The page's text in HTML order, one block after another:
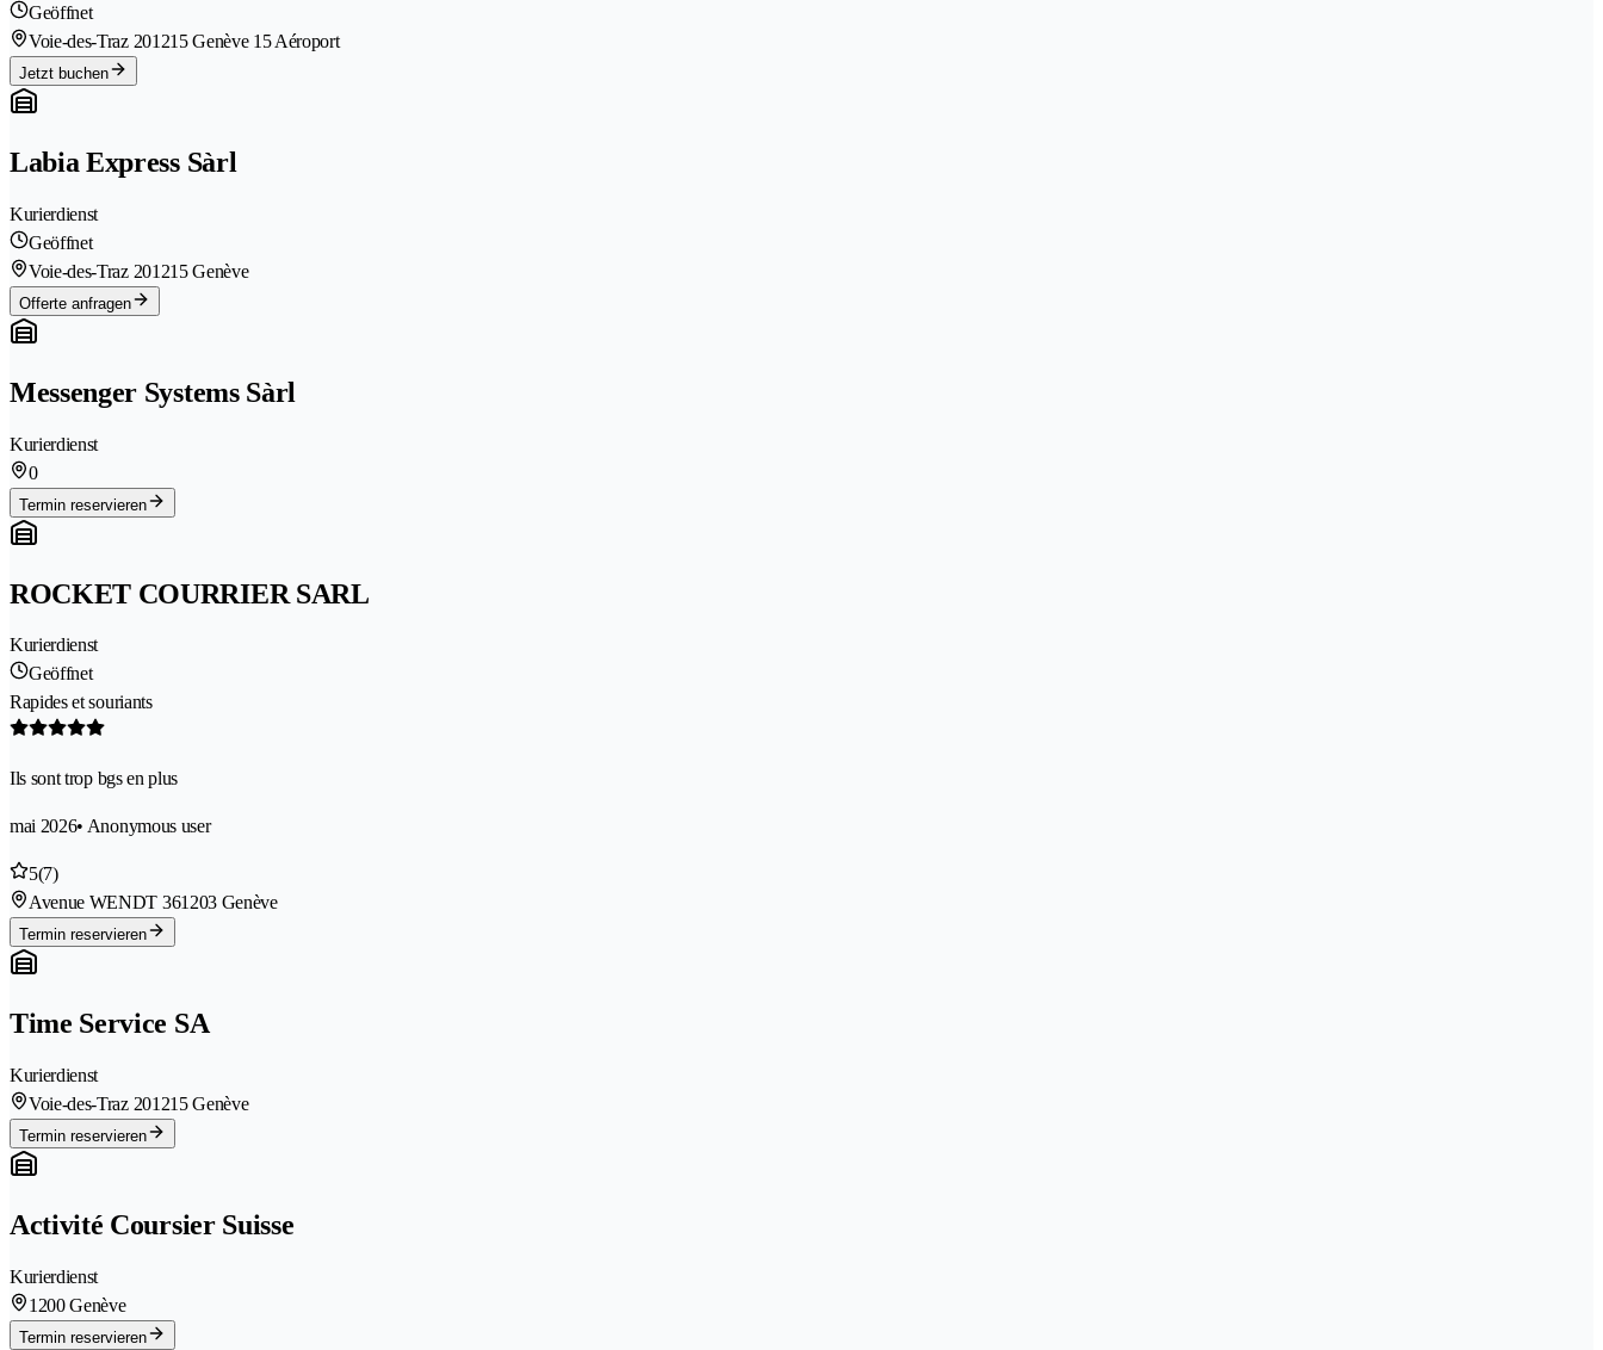
Geöffnet
Voie-des-Traz 201215 Genève 15 Aéroport
Jetzt buchen
Labia Express Sàrl
Kurierdienst
Geöffnet
Voie-des-Traz 201215 Genève
Offerte anfragen
Messenger Systems Sàrl
Kurierdienst
0
Termin reservieren
ROCKET COURRIER SARL
Kurierdienst
Geöffnet
Rapides et souriants
Ils sont trop bgs en plus
mai 2026• Anonymous user
5(7)
Avenue WENDT 361203 Genève
Termin reservieren
Time Service SA
Kurierdienst
Voie-des-Traz 201215 Genève
Termin reservieren
Activité Coursier Suisse
Kurierdienst
1200 Genève
Termin reservieren